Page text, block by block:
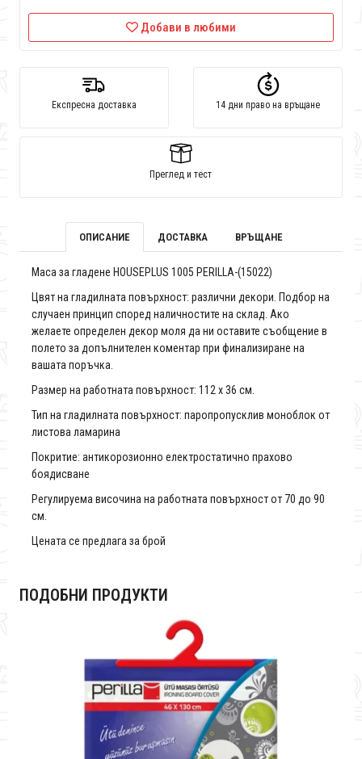
Добави в любими
Експресна доставка 14 дни право на връщане
Преглед и тест
ОПИСАНИЕ ДОСТАВКА ВРЪЩАНЕ
Маса за гладене HOUSEPLUS 1005 PERILLA-(15022)
Цвят на гладилната повърхност: различни декори. Подбор на
случаен принцип според наличностите на склад. Ако
желаете определен декор моля да ни оставите съобщение в
полето за допълнителен коментар при финализиране на
вашата поръчка.
Размер на работната повърхност: 112 х 36 см.
Тип на гладилната повърхност: паропропусклив моноблок от
листова ламарина
Покритие: антикорозионно електростатично прахово
боядисване
Регулируема височина на работната повърхност от 70 до 90
см.
Цената се предлага за брой
ПОДОБНИ ПРОДУКТИ